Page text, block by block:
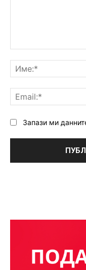
Запази ми